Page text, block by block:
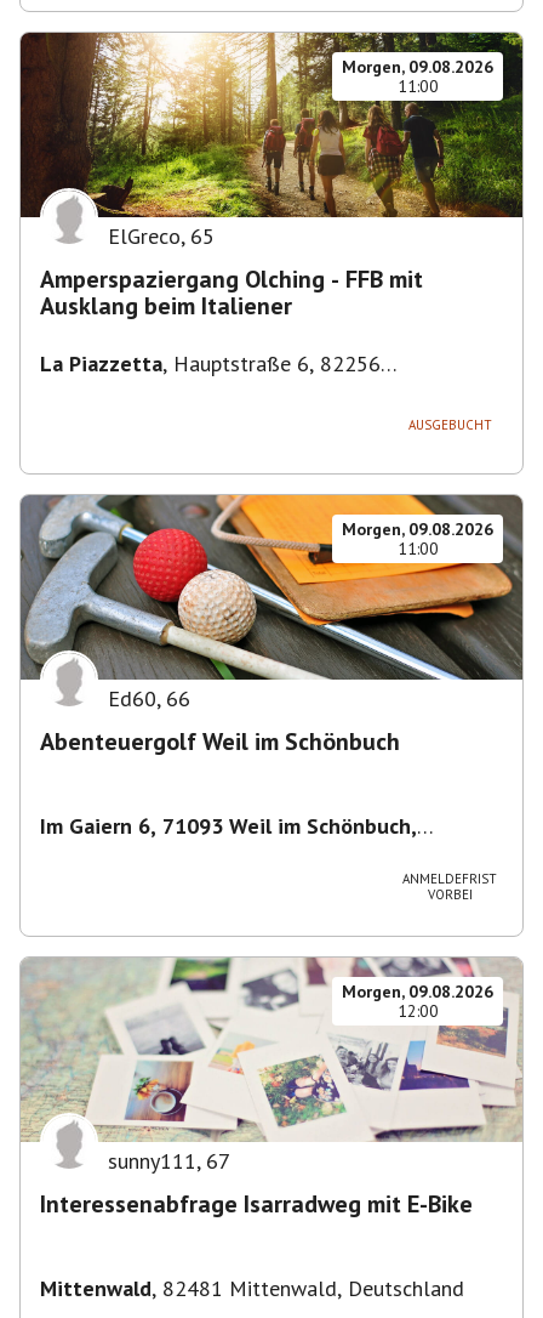
Morgen, 09.08.2026
11:00
ElGreco, 65
Amperspaziergang Olching - FFB mit
Ausklang beim Italiener
La Piazzetta, Hauptstraße 6, 82256
AUSGEBUCHT
Morgen, 09.08.2026
11:00
Ed60, 66
Abenteuergolf Weil im Schönbuch
Im Gaiern 6, 71093 Weil im Schönbuch,
ANMELDEFRIST
VORBEI
Morgen, 09.08.2026
12:00
sunny111, 67
Interessenabfrage Isarradweg mit E-Bike
Mittenwald, 82481 Mittenwald, Deutschland